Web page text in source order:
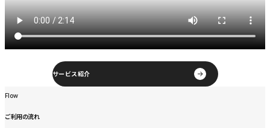
サービス紹介
Flow
Flow
ご利用の流れ